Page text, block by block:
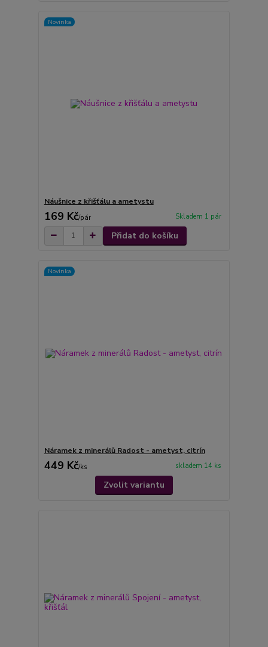
Novinka
Náušnice z křišťálu a ametystu
169 Kč/pár Skladem 1 pár
Přidat do košíku
Novinka
Náramek z minerálů Radost - ametyst, citrín
449 Kč/ks skladem 14 ks
Zvolit variantu